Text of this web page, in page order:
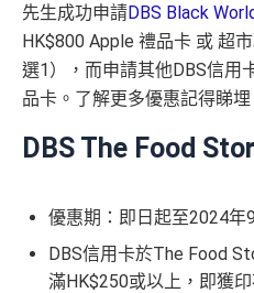
先生成功申請DBS Black
HK$800 Apple 禮品卡 或 超
選1），而申請其他DBS信用
品卡。了解更多優惠記得睇埋
DBS The Food
優惠期：即日起至2024年
DBS信用卡於The Food
滿HK$250或以上，即獲